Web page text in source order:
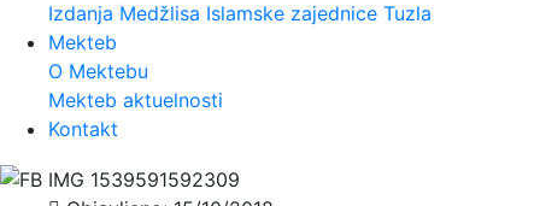
Izdanja Medžlisa Islamske zajednice Tuzla
Mekteb
O Mektebu
Mekteb aktuelnosti
Kontakt